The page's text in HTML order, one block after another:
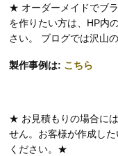
★ オーダーメイドでブ
を作りたい方は、HP内
さい。 ブログでは沢山
製作事例は: こちら
★ お見積もりの場合に
せん。お客様が作成し
ください。★